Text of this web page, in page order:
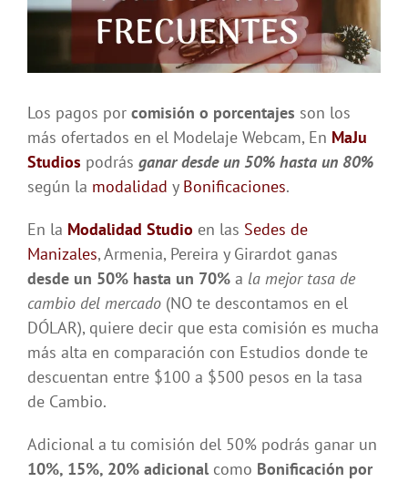
Los pagos por comisión o porcentajes son los
más ofertados en el Modelaje Webcam, En MaJu
Studios podrás ganar desde un 50% hasta un 80%
según la modalidad y Bonificaciones.
En la Modalidad Studio en las Sedes de
Manizales, Armenia, Pereira y Girardot ganas
desde un 50% hasta un 70%a la mejor tasa de
cambio del mercado(NO te descontamos en el
DÓLAR), quiere decir que esta comisión es mucha
más alta en comparación con Estudios donde te
descuentan entre $100 a $500 pesos en la tasa
de Cambio.
Adicional a tu comisión del 50% podrás ganar un
10%, 15%, 20% adicionalcomo Bonificación por